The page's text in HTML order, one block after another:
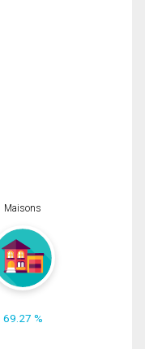
Maisons
69.27 %